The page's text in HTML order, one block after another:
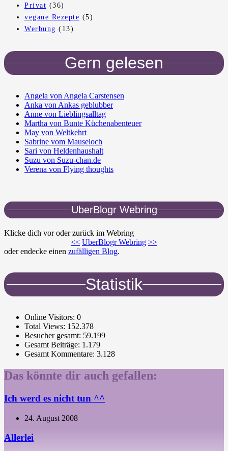
Privat (36)
vegane Rezepte (5)
Werbung (13)
Gern gelesen
Angela von Angela Carstensen
Anka von Ankas geblubber
Anne von Lieblingsalltag
Martha von Bunte Küchenabenteuer
May von Weltkehrt
Sabrine vom Mauseloch
Sari von Heldenhaushalt
Suzu von Suzu-chan.de
Verena von Flying thoughts
UberBlogr Webring
Klicke dich vor oder zurück im Webring
<< UberBlogr Webring >>
oder endecke einen zufälligen Blog.
Statistik
Online Visitors: 0
Total Views: 152.378
Besucher gesamt: 59.199
Gesamt Beiträge: 1.179
Gesamt Kommentare: 3.128
Das könnte dir auch gefallen:
Ich werd es nicht tun ^^
24. August 2008
Allerlei